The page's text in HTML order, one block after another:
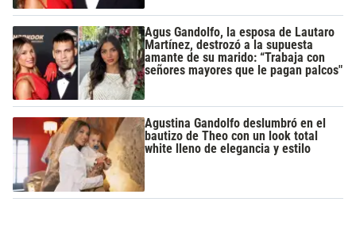
Agus Gandolfo, la esposa de Lautaro
Martínez, destrozó a la supuesta
amante de su marido: “Trabaja con
señores mayores que le pagan palcos"
Agustina Gandolfo deslumbró en el
bautizo de Theo con un look total
white lleno de elegancia y estilo